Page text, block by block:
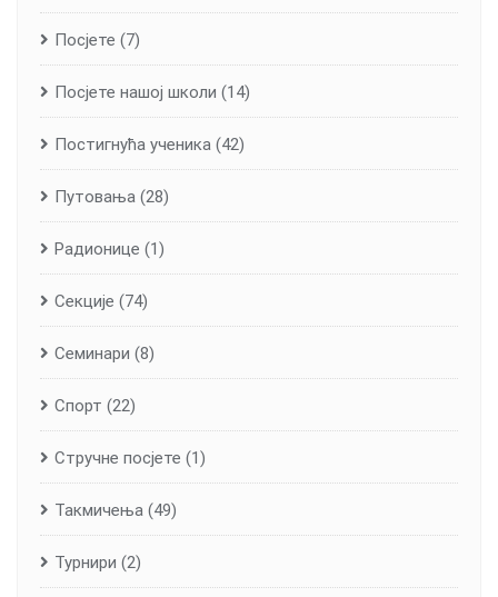
Посјете (7)
Посјете нашој школи (14)
Постигнућа ученика (42)
Путовања (28)
Радионице (1)
Секције (74)
Семинари (8)
Спорт (22)
Стручне посјете (1)
Такмичења (49)
Турнири (2)